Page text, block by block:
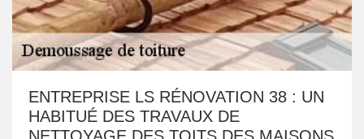
ENTREPRISE LS RÉNOVATION 38 : UN
HABITUÉ DES TRAVAUX DE